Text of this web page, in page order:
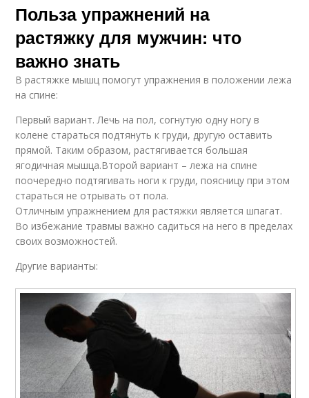
Польза упражнений на
растяжку для мужчин: что
важно знать
В растяжке мышц помогут упражнения в положении лежа
на спине:
Первый вариант. Лечь на пол, согнутую одну ногу в
колене стараться подтянуть к груди, другую оставить
прямой. Таким образом, растягивается большая
ягодичная мышца.Второй вариант – лежа на спине
поочередно подтягивать ноги к груди, поясницу при этом
стараться не отрывать от пола.
Отличным упражнением для растяжки является шпагат.
Во избежание травмы важно садиться на него в пределах
своих возможностей.
Другие варианты: